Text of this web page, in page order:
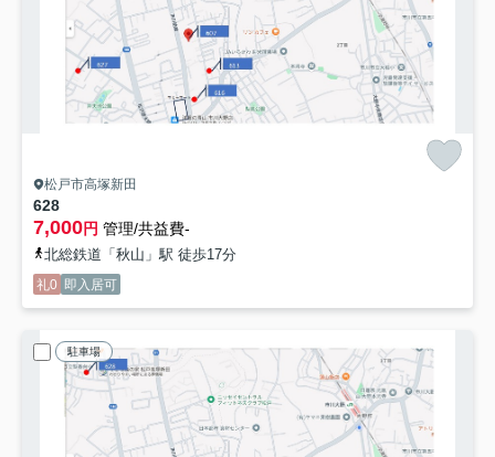
松戸市高塚新田
628
7,000円 管理/共益費-
北総鉄道「秋山」駅 徒歩17分
礼0 即入居可
駐車場